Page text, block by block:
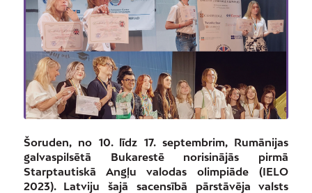
Šoruden, no 10. līdz 17. septembrim, Rumānijas
galvaspilsētā Bukarestē norisinājās pirmā
Starptautiskā Angļu valodas olimpiāde (IELO
2023). Latviju šajā sacensībā pārstāvēja valsts